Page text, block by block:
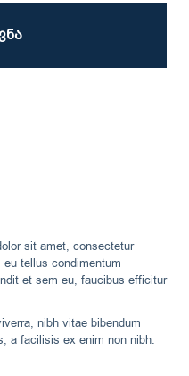
sit amet, consectetur
tellus condimentum
et sem eu, faucibus efficitur
nibh vitae bibendum
a facilisis ex enim non nibh.